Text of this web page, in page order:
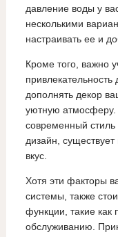
давление воды у
несколькими
настраивать ее и
Кроме того, важно
дополнять декор
уютную атмосферу.
современный стиль
дизайн,
вкус.
Хотя эти факторы
системы, также
функции, такие как
обслуживанию.